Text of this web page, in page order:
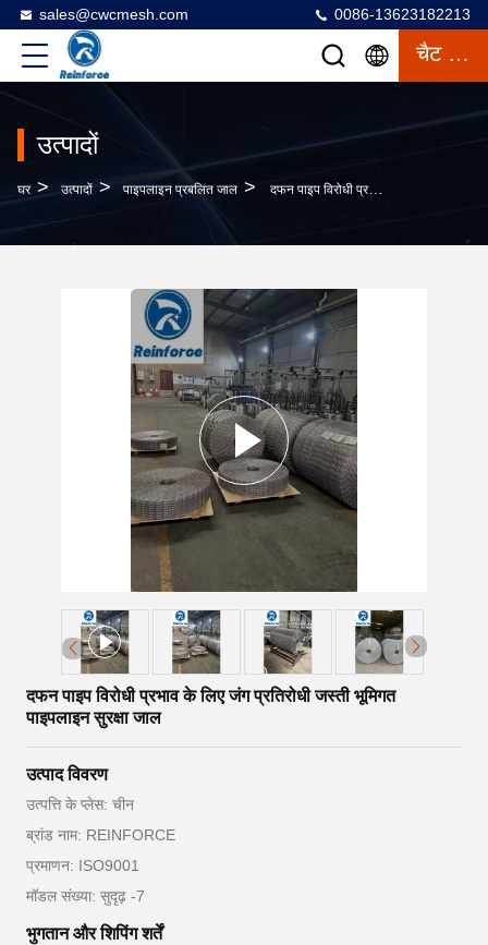
sales@cwcmesh.com 0086-13623182213
चैट करना
उत्पादों
घर > उत्पादों > पाइपलाइन प्रबलित जाल > दफन पाइप विरोधी प्रभाव के लिए जंग प्रतिरोधी जस्ती भूमिगत पाइपलाइन सुरक्षा जाल
दफन पाइप विरोधी प्रभाव के लिए जंग प्रतिरोधी जस्ती भूमिगत
पाइपलाइन सुरक्षा जाल
उत्पाद विवरण
उत्पत्ति के प्लेस: चीन
ब्रांड नाम: REINFORCE
प्रमाणन: ISO9001
मॉडल संख्या: सुदृढ़ -7
भुगतान और शिपिंग शर्तें